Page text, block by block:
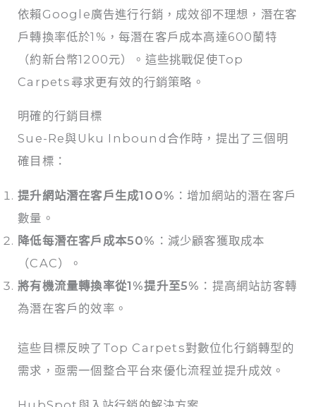
依賴Google廣告進行行銷，成效卻不理想，潛在客
戶轉換率低於1%，每潛在客戶成本高達600蘭特
（約新台幣1200元）。這些挑戰促使Top
Carpets尋求更有效的行銷策略。
明確的行銷目標
Sue-Re與Uku Inbound合作時，提出了三個明
確目標：
提升網站潛在客戶生成100% ：增加網站的潛在客戶
數量。
降低每潛在客戶成本50% ：減少顧客獲取成本
（CAC）。
將有機流量轉換率從1%提升至5% ：提高網站訪客轉
為潛在客戶的效率。
這些目標反映了Top Carpets對數位化行銷轉型的
需求，亟需一個整合平台來優化流程並提升成效。